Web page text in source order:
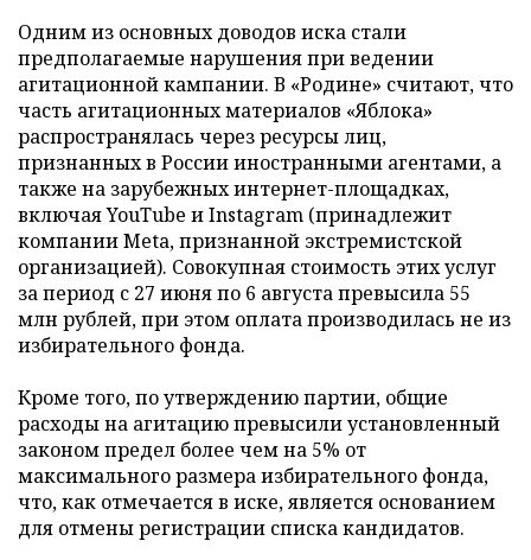
Одним из основных доводов иска стали
предполагаемые нарушения при ведении
агитационной кампании. В «Родине» считают, что
часть агитационных материалов «Яблока»
распространялась через ресурсы лиц,
признанных в России иностранными агентами, а
также на зарубежных интернет-площадках,
включая YouTube и Instagram (принадлежит
компании Meta, признанной экстремистской
организацией). Совокупная стоимость этих услуг
за период с 27 июня по 6 августа превысила 55
млн рублей, при этом оплата производилась не из
избирательного фонда.
Кроме того, по утверждению партии, общие
расходы на агитацию превысили установленный
законом предел более чем на 5% от
максимального размера избирательного фонда,
что, как отмечается в иске, является основанием
для отмены регистрации списка кандидатов.